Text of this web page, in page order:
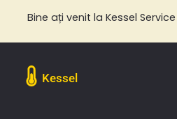
Bine ați venit la Kessel Service
Kessel